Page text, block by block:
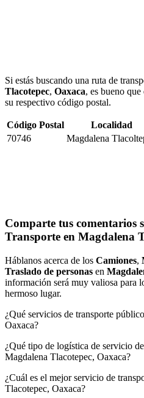
Si estás buscando una ruta de
Tlacotepec, Oaxaca, es bueno
su respectivo código postal.
Código Postal
Localidad
70746
Magdalena
Comparte tus comentarios
Transporte en Magdalena
Háblanos acerca de los Camiones,
Traslado de personas en
información será muy valiosa para
hermoso lugar.
¿Qué servicios de transporte
Oaxaca?
¿Qué tipo de logística de servicio
Magdalena Tlacotepec, Oaxaca?
¿Cuál es el mejor servicio de
Tlacotepec, Oaxaca?